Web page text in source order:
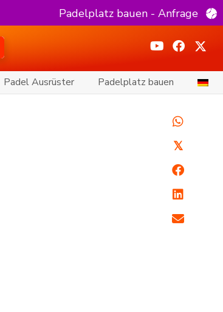
Padelplatz bauen - Anfrage
Padel Ausrüster Padelplatz bauen
𝕏